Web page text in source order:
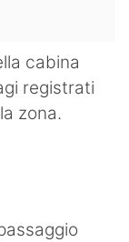
cabina
registrati
zona.